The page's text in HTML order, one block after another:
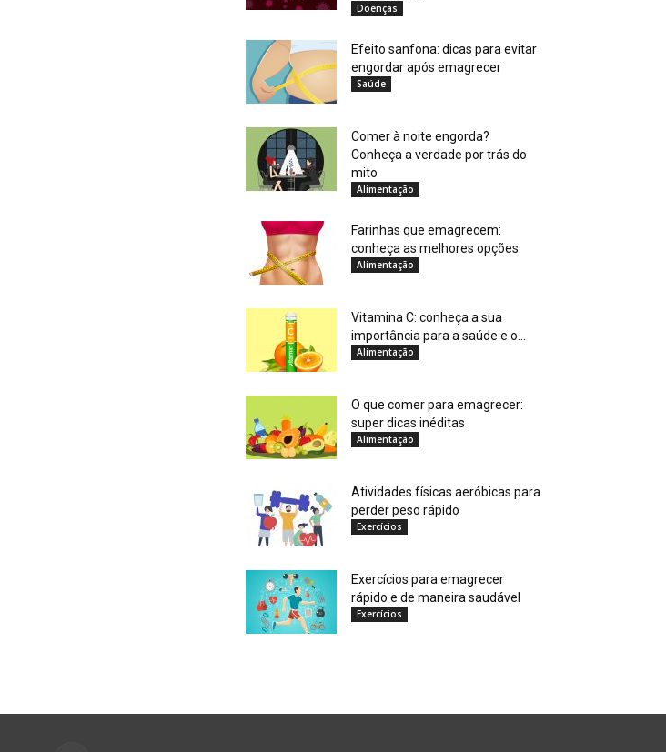
Doenças
Efeito sanfona: dicas para evitar
engordar após emagrecer
Saúde
Comer à noite engorda?
Conheça a verdade por trás do
mito
Alimentação
Farinhas que emagrecem:
conheça as melhores opções
Alimentação
Vitamina C: conheça a sua
importância para a saúde e o...
Alimentação
O que comer para emagrecer:
super dicas inéditas
Alimentação
Atividades físicas aeróbicas para
perder peso rápido
Exercícios
Exercícios para emagrecer
rápido e de maneira saudável
Exercícios